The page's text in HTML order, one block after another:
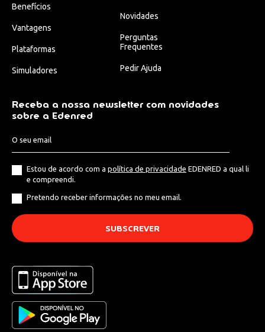
Benefícios
Vantagens
Plataformas
Simuladores
Novidades
Perguntas
Frequentes
Pedir Ajuda
Receba a nossa newsletter com novidades
sobre a Edenred
Estou de acordo com a política de privacidade EDENRED a qual li
e compreendi.
Pretendo receber informações no meu email.